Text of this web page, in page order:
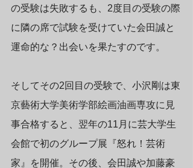
の受験は失敗するも、2度目の受験の際
に隣の席で試験を受けていた会田誠と
運命的な？出会いを果たすのです。
そしてその2回目の受験で、小沢剛は東
京藝術大学美術学部絵画油画専攻に見
事合格すると、翌年の11月に芸大学生
会館で初のグループ展『怒れ！芸術
家』を開催。その後、会田誠や加藤豪